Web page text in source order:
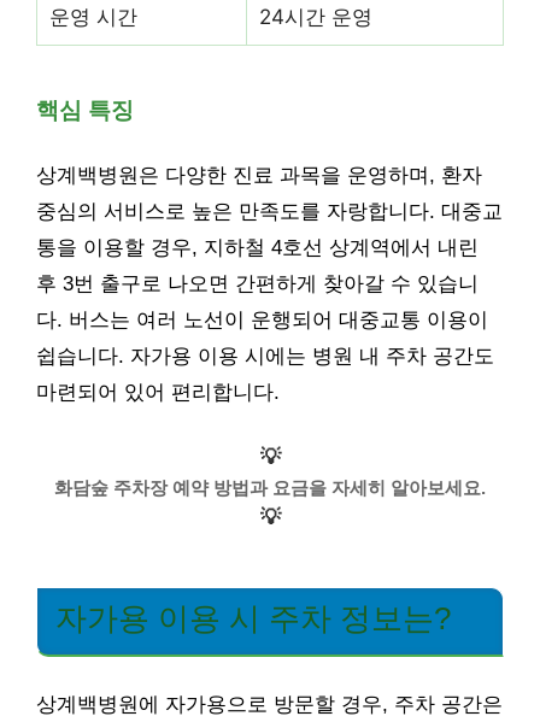
운영 시간 24시간 운영
핵심 특징
상계백병원은 다양한 진료 과목을 운영하며, 환자
중심의 서비스로 높은 만족도를 자랑합니다. 대중교
통을 이용할 경우, 지하철 4호선 상계역에서 내린
후 3번 출구로 나오면 간편하게 찾아갈 수 있습니
다. 버스는 여러 노선이 운행되어 대중교통 이용이
쉽습니다. 자가용 이용 시에는 병원 내 주차 공간도
마련되어 있어 편리합니다.
💡
화담숲 주차장 예약 방법과 요금을 자세히 알아보세요.
💡
자가용 이용 시 주차 정보는?
상계백병원에 자가용으로 방문할 경우, 주차 공간은